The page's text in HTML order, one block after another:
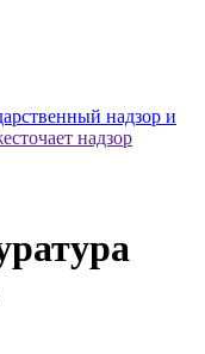
надзор и
надзор